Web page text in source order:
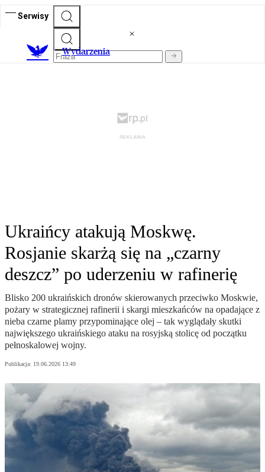
Serwisy
Wydarzenia
Ukraińcy atakują Moskwę.
Rosjanie skarżą się na „czarny
deszcz” po uderzeniu w rafinerię
Blisko 200 ukraińskich dronów skierowanych przeciwko Moskwie,
pożary w strategicznej rafinerii i skargi mieszkańców na opadające z
nieba czarne plamy przypominające olej – tak wyglądały skutki
największego ukraińskiego ataku na rosyjską stolicę od początku
pełnoskalowej wojny.
Publikacja: 19.06.2026 13:49